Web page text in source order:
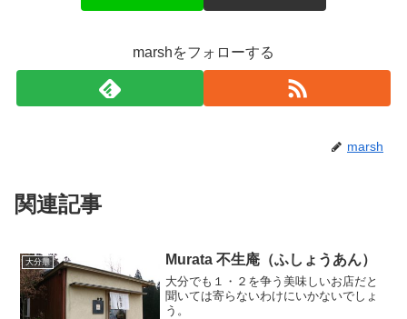
marshをフォローする
marsh
関連記事
大分県 Murata 不生庵（ふしょうあん）
大分でも１・２を争う美味しいお店だと
聞いては寄らないわけにいかないでしょ
う。